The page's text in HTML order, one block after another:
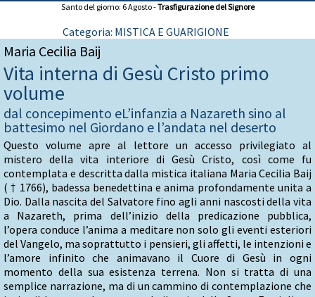
Santo del giorno: 6 Agosto -Trasfigurazione del Signore
Categoria: MISTICA E GUARIGIONE
Maria Cecilia Baij
Vita interna di Gesù Cristo primo
volume
dal concepimento eL’infanzia a Nazareth sino al
battesimo nel Giordano e l’andata nel deserto
Questo volume apre al lettore un accesso privilegiato al
mistero della vita interiore di Gesù Cristo, così come fu
contemplata e descritta dalla mistica italiana Maria Cecilia Baij
( † 1766), badessa benedettina e anima profondamente unita a
Dio. Dalla nascita del Salvatore fino agli anni nascosti della vita
a Nazareth, prima dell’inizio della predicazione pubblica,
l’opera conduce l’anima a meditare non solo gli eventi esteriori
del Vangelo, ma soprattutto i pensieri, gli affetti, le intenzioni e
l’amore infinito che animavano il Cuore di Gesù in ogni
momento della sua esistenza terrena. Non si tratta di una
semplice narrazione, ma di un cammino di contemplazione che